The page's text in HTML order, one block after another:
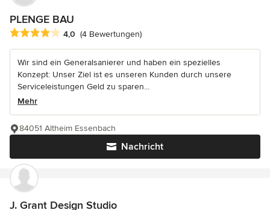
PLENGE BAU
Durchschnittliche Bewertung: 4 von 5 Sternen
4,0 (4 Bewertungen)
Wir sind ein Generalsanierer und haben ein spezielles
Konzept: Unser Ziel ist es unseren Kunden durch unsere
Serviceleistungen Geld zu sparen...
Mehr
Nachricht
84051 Altheim Essenbach
J. Grant Design Studio